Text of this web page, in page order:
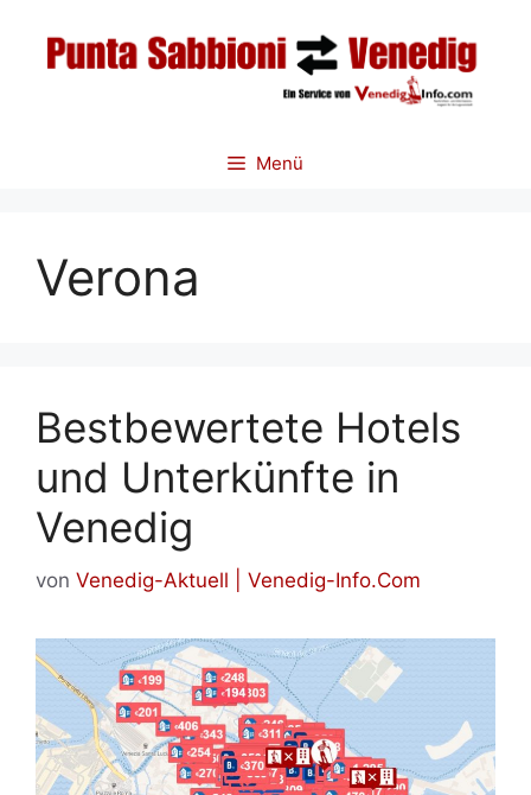
Inhalt
springen
Menü
Verona
Bestbewertete Hotels
und Unterkünfte in
Venedig
von Venedig-Aktuell | Venedig-Info.Com